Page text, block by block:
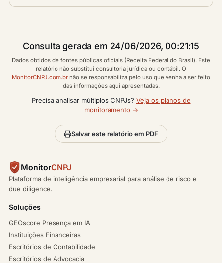
Consulta gerada em 24/06/2026, 00:21:15
Dados obtidos de fontes públicas oficiais (Receita Federal do Brasil). Este
relatório não substitui consultoria jurídica ou contábil. O
MonitorCNPJ.com.br não se responsabiliza pelo uso que venha a ser feito
das informações aqui apresentadas.
Precisa analisar múltiplos CNPJs? Veja os planos de
monitoramento →
Salvar este relatório em PDF
MonitorCNPJ
Plataforma de inteligência empresarial para análise de risco e
due diligence.
Soluções
GEOscore Presença em IA
Instituições Financeiras
Escritórios de Contabilidade
Escritórios de Advocacia